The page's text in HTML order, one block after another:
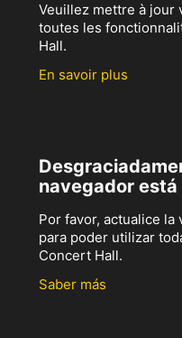
Veuillez mettre à jour
toutes les
Hall.
En savoir plus
navegador
Por favor, actualice
para poder utilizar
Concert Hall.
Saber más